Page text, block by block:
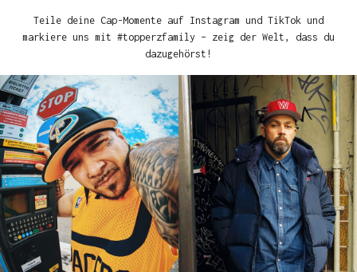
Teile deine Cap-Momente auf Instagram und TikTok und
markiere uns mit #topperzfamily – zeig der Welt, dass du
dazugehörst!